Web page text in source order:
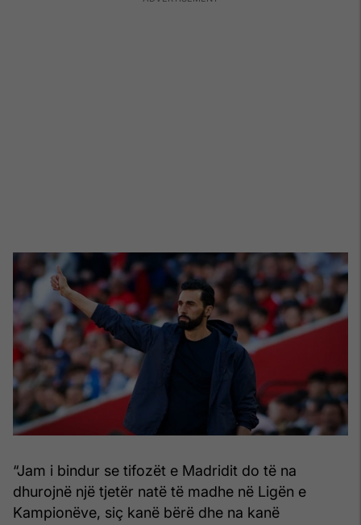
“Jam i bindur se tifozët e Madridit do të na
dhurojnë një tjetër natë të madhe në Ligën e
Kampionëve, siç kanë bërë dhe na kanë